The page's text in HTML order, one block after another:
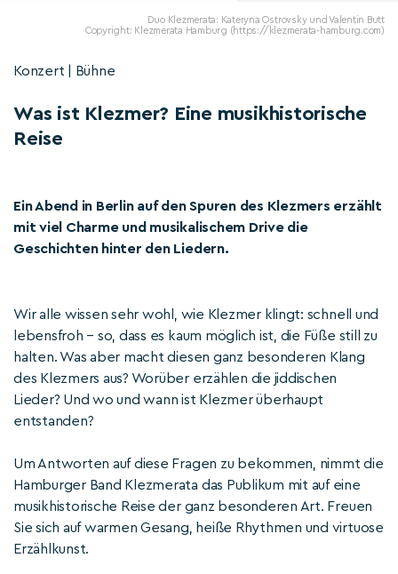
Duo Klezmerata: Kateryna Ostrovsky und Valentin Butt
Copyright: Klezmerata Hamburg (https://klezmerata-hamburg.com)
Konzert | Bühne
Was ist Klezmer? Eine musikhistorische
Reise
Ein Abend in Berlin auf den Spuren des Klezmers erzählt
mit viel Charme und musikalischem Drive die
Geschichten hinter den Liedern.
Wir alle wissen sehr wohl, wie Klezmer klingt: schnell und
lebensfroh – so, dass es kaum möglich ist, die Füße still zu
halten. Was aber macht diesen ganz besonderen Klang
des Klezmers aus? Worüber erzählen die jiddischen
Lieder? Und wo und wann ist Klezmer überhaupt
entstanden?
Um Antworten auf diese Fragen zu bekommen, nimmt die
Hamburger Band Klezmerata das Publikum mit auf eine
musikhistorische Reise der ganz besonderen Art. Freuen
Sie sich auf warmen Gesang, heiße Rhythmen und virtuose
Erzählkunst.